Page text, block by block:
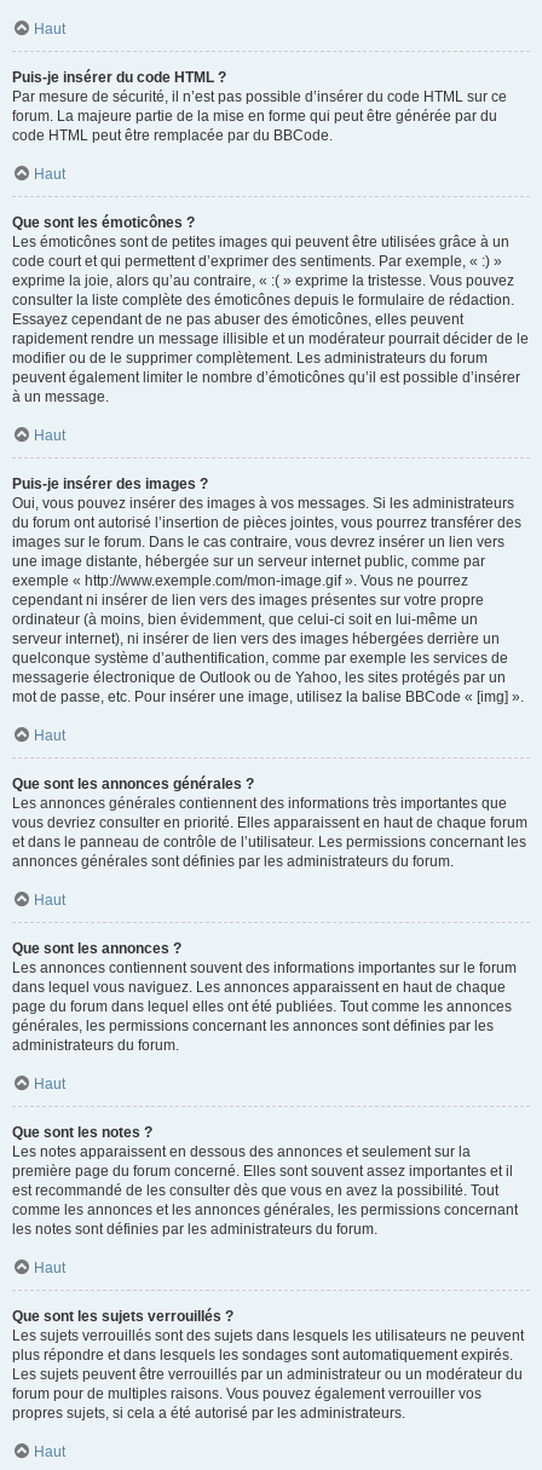
Haut
Puis-je insérer du code HTML ?
Par mesure de sécurité, il n’est pas possible d’insérer du code HTML sur ce
forum. La majeure partie de la mise en forme qui peut être générée par du
code HTML peut être remplacée par du BBCode.
Haut
Que sont les émoticônes ?
Les émoticônes sont de petites images qui peuvent être utilisées grâce à un
code court et qui permettent d’exprimer des sentiments. Par exemple, « :) »
exprime la joie, alors qu’au contraire, « :( » exprime la tristesse. Vous pouvez
consulter la liste complète des émoticônes depuis le formulaire de rédaction.
Essayez cependant de ne pas abuser des émoticônes, elles peuvent
rapidement rendre un message illisible et un modérateur pourrait décider de le
modifier ou de le supprimer complètement. Les administrateurs du forum
peuvent également limiter le nombre d’émoticônes qu’il est possible d’insérer
à un message.
Haut
Puis-je insérer des images ?
Oui, vous pouvez insérer des images à vos messages. Si les administrateurs
du forum ont autorisé l’insertion de pièces jointes, vous pourrez transférer des
images sur le forum. Dans le cas contraire, vous devrez insérer un lien vers
une image distante, hébergée sur un serveur internet public, comme par
exemple « http://www.exemple.com/mon-image.gif ». Vous ne pourrez
cependant ni insérer de lien vers des images présentes sur votre propre
ordinateur (à moins, bien évidemment, que celui-ci soit en lui-même un
serveur internet), ni insérer de lien vers des images hébergées derrière un
quelconque système d’authentification, comme par exemple les services de
messagerie électronique de Outlook ou de Yahoo, les sites protégés par un
mot de passe, etc. Pour insérer une image, utilisez la balise BBCode « [img] ».
Haut
Que sont les annonces générales ?
Les annonces générales contiennent des informations très importantes que
vous devriez consulter en priorité. Elles apparaissent en haut de chaque forum
et dans le panneau de contrôle de l’utilisateur. Les permissions concernant les
annonces générales sont définies par les administrateurs du forum.
Haut
Que sont les annonces ?
Les annonces contiennent souvent des informations importantes sur le forum
dans lequel vous naviguez. Les annonces apparaissent en haut de chaque
page du forum dans lequel elles ont été publiées. Tout comme les annonces
générales, les permissions concernant les annonces sont définies par les
administrateurs du forum.
Haut
Que sont les notes ?
Les notes apparaissent en dessous des annonces et seulement sur la
première page du forum concerné. Elles sont souvent assez importantes et il
est recommandé de les consulter dès que vous en avez la possibilité. Tout
comme les annonces et les annonces générales, les permissions concernant
les notes sont définies par les administrateurs du forum.
Haut
Que sont les sujets verrouillés ?
Les sujets verrouillés sont des sujets dans lesquels les utilisateurs ne peuvent
plus répondre et dans lesquels les sondages sont automatiquement expirés.
Les sujets peuvent être verrouillés par un administrateur ou un modérateur du
forum pour de multiples raisons. Vous pouvez également verrouiller vos
propres sujets, si cela a été autorisé par les administrateurs.
Haut